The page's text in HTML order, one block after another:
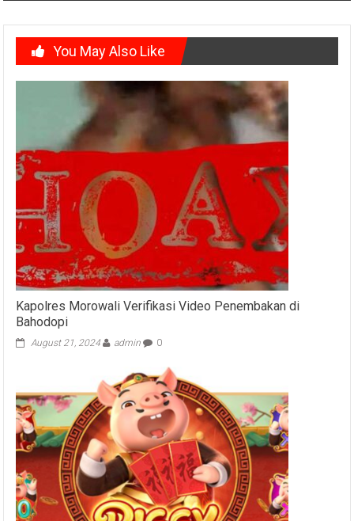
You May Also Like
Kapolres Morowali Verifikasi Video Penembakan di
Bahodopi
August 21, 2024 admin 0